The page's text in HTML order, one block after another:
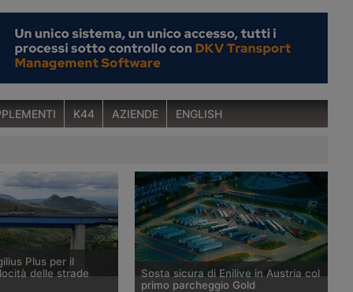
K44 AZIENDE ENGLISH
Plus per il
delle strade
Sosta sicura di Enilive in Austria col
primo parcheggio Gold